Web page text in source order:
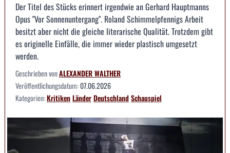
Der Titel des Stücks erinnert irgendwie an Gerhard Hauptmanns
Opus "Vor Sonnenuntergang". Roland Schimmelpfennigs Arbeit
besitzt aber nicht die gleiche literarische Qualität. Trotzdem gibt
es originelle Einfälle, die immer wieder plastisch umgesetzt
werden.
Geschrieben vonALEXANDER WALTHER
Veröffentlichungsdatum:07.06.2026
Kategorien:KritikenLänderDeutschlandSchauspiel